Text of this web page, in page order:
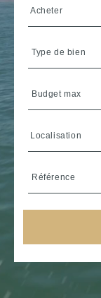
Acheter
Type de bien
Localisation